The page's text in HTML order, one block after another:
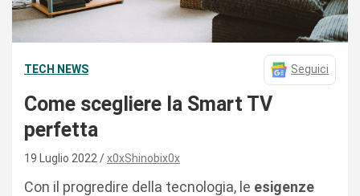
TECH NEWS Seguici
Come scegliere la Smart TV
perfetta
19 Luglio 2022 x0xShinobix0x
Con il progredire della tecnologia, le esigenze